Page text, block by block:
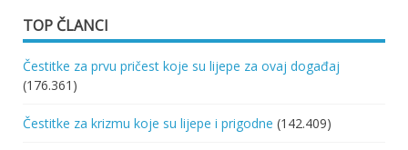
TOP ČLANCI
Čestitke za prvu pričest koje su lijepe za ovaj događaj
(176.361)
Čestitke za krizmu koje su lijepe i prigodne (142.409)